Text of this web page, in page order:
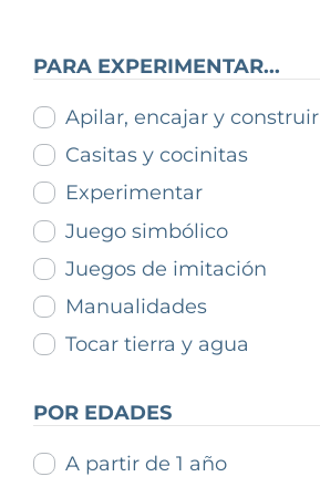
PARA EXPERIMENTAR...
Apilar, encajar y construir
Casitas y cocinitas
Experimentar
Juego simbólico
Juegos de imitación
Manualidades
Tocar tierra y agua
POR EDADES
A partir de 1 año